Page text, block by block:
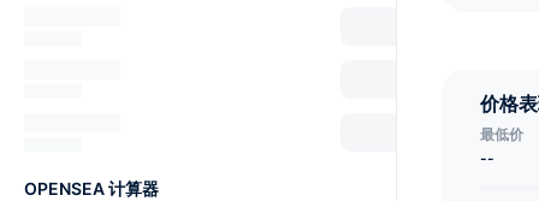
价格
最低价
--
OPENSEA 计算器